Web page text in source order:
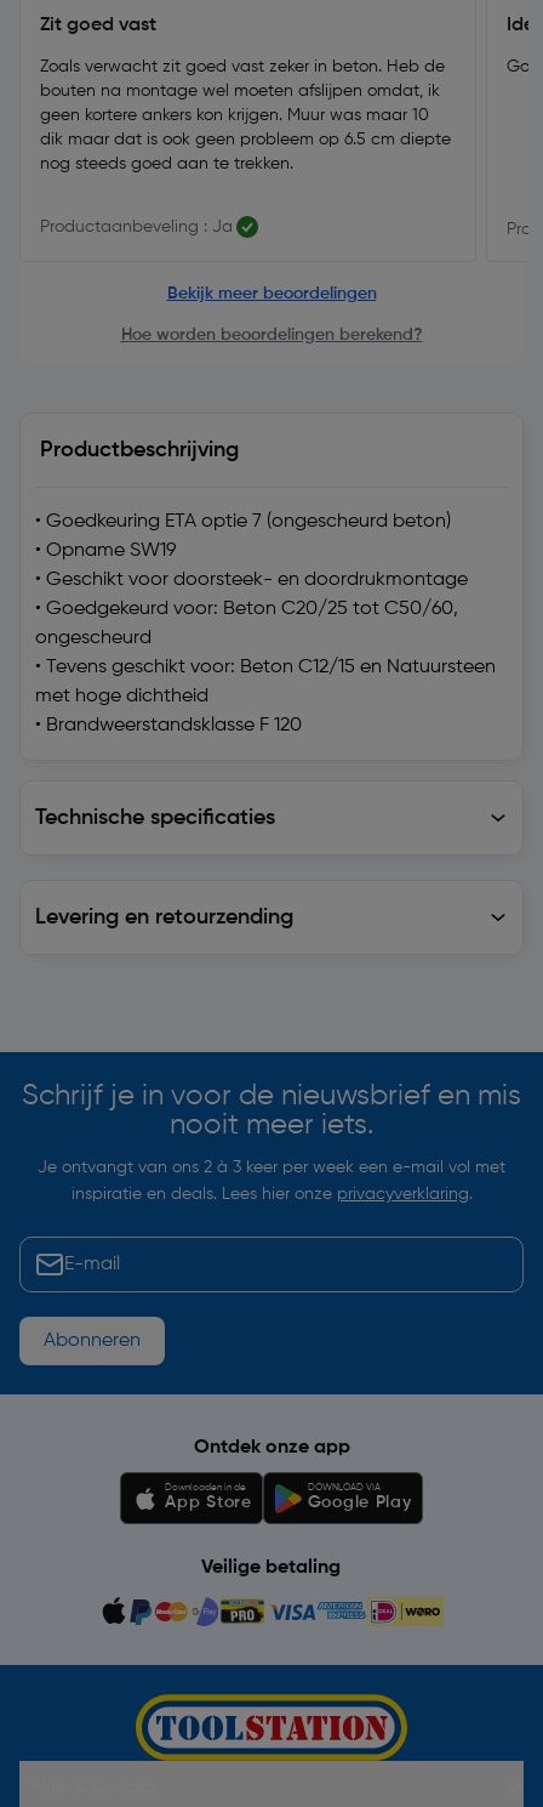
Zit goed vast
Zoals verwacht zit goed vast zeker in beton. Heb de
bouten na montage wel moeten afslijpen omdat, ik
geen kortere ankers kon krijgen. Muur was maar 10
dik maar dat is ook geen probleem op 6.5 cm diepte
nog steeds goed aan te trekken.
Productaanbeveling : Ja
Bekijk meer beoordelingen
Hoe worden beoordelingen berekend?
Productbeschrijving
• Goedkeuring ETA optie 7 (ongescheurd beton)
• Opname SW19
• Geschikt voor doorsteek- en doordrukmontage
• Goedgekeurd voor: Beton C20/25 tot C50/60,
ongescheurd
• Tevens geschikt voor: Beton C12/15 en Natuursteen
met hoge dichtheid
• Brandweerstandsklasse F 120
Technische specificaties
Levering en retourzending
Schrijf je in voor de nieuwsbrief en mis
nooit meer iets.
Je ontvangt van ons 2 à 3 keer per week een e-mail vol met
inspiratie en deals. Lees hier onze privacyverklaring.
Abonneren
Ontdek onze app
Downloaden in de
App Store
DOWNLOAD VIA
Google Play
Veilige betaling